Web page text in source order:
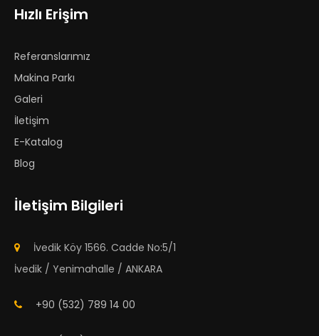
Hızlı Erişim
Referanslarımız
Makina Parkı
Galeri
İletişim
E-Katalog
Blog
İletişim Bilgileri
İvedik Köy 1566. Cadde No:5/1
İvedik / Yenimahalle / ANKARA
+90 (532) 789 14 00